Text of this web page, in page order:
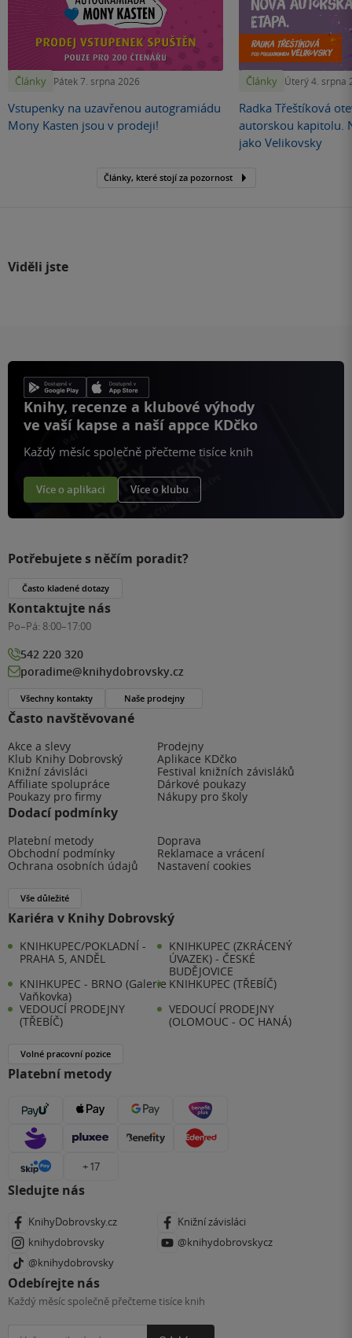
Články Pátek 7. srpna 2026
Vstupenky na uzavřenou autogramiádu
Mony Kasten jsou v prodeji!
Články Úterý 4. srpna
Radka Třeštíková
autorskou kapitolu.
jako Velikovsky
Články, které stojí za pozornost
Viděli jste
Knihy, recenze a klubové výhody
ve vaší kapse a naší appce KDčko
Každý měsíc společně přečteme tisíce knih
Více o aplikaci Více o klubu
Často navštěvované
Akce a slevy
Prodejny
Klub Knihy Dobrovský
Aplikace KDčko
Knižní závisláci
Festival knižních závisláků
Affiliate spolupráce
Dárkové poukazy
Poukazy pro firmy
Nákupy pro školy
Dodací podmínky
Platební metody
Doprava
Obchodní podmínky
Reklamace a vrácení
Ochrana osobních údajů
Nastavení cookies
Vše důležité
Kariéra v Knihy Dobrovský
KNIHKUPEC/POKLADNÍ -
PRAHA 5, ANDĚL
KNIHKUPEC (ZKRÁCENÝ
ÚVAZEK) - ČESKÉ
BUDĚJOVICE
KNIHKUPEC - BRNO (Galerie
Vaňkovka)
KNIHKUPEC (TŘEBÍČ)
VEDOUCÍ PRODEJNY
(TŘEBÍČ)
VEDOUCÍ PRODEJNY
(OLOMOUC - OC HANÁ)
Volné pracovní pozice
Platební metody
+ 17
Sledujte nás
KnihyDobrovsky.cz
Knižní závisláci
knihydobrovsky
@knihydobrovskycz
@knihydobrovsky
Odebírejte nás
Každý měsíc společně přečteme tisíce knih
Potřebujete s něčím poradit?
Často kladené dotazy
Kontaktujte nás
Po–Pá: 8:00–17:00
542 220 320
poradime@knihydobrovsky.cz
Všechny kontakty Naše prodejny